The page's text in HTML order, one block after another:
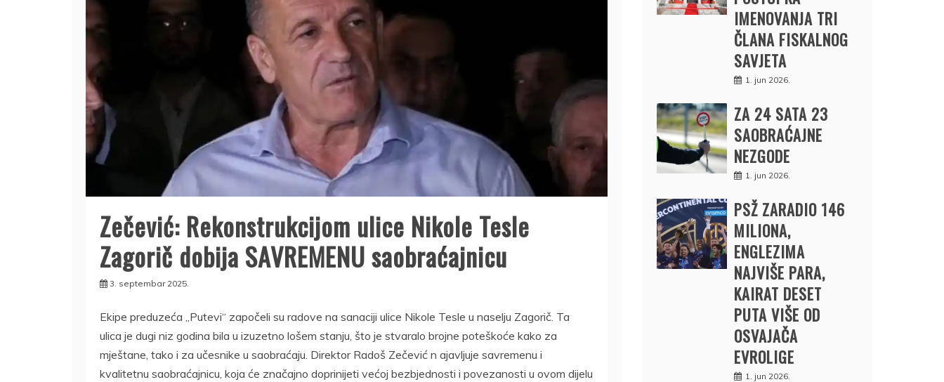
Zečević: Rekonstrukcijom ulice Nikole Tesle
Zagorič dobija SAVREMENU saobraćajnicu
3. septembar 2025.
Ekipe preduzeća „Putevi“ započeli su radove na sanaciji ulice Nikole Tesle u naselju Zagorič. Ta
ulica je dugi niz godina bila u izuzetno lošem stanju, što je stvaralo brojne poteškoće kako za
mještane, tako i za učesnike u saobraćaju. Direktor Radoš Zečević n ajavljuje savremenu i
kvalitetnu saobraćajnicu, koja će značajno doprinijeti većoj bezbjednosti i povezanosti u ovom dijelu
IMENOVANJA TRI
ČLANA FISKALNOG
SAVJETA
1. jun 2026.
ZA 24 SATA 23
SAOBRAĆAJNE
NEZGODE
1. jun 2026.
PSŽ ZARADIO 146
MILIONA,
ENGLEZIMA
NAJVIŠE PARA,
KAIRAT DESET
PUTA VIŠE OD
OSVAJAČA
EVROLIGE
1. jun 2026.